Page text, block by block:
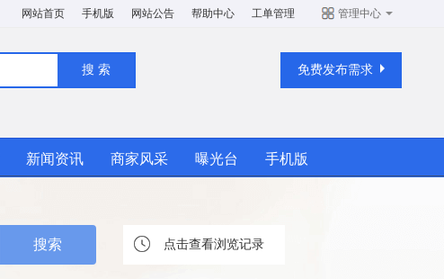
网站首页 手机版 网站公告 帮助中心 工单管理 管理中心
免费发布需求
新闻资讯 商家风采 曝光台 手机版
点击查看浏览记录